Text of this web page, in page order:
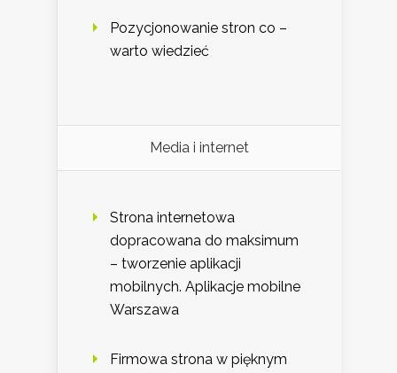
Pozycjonowanie stron co –
warto wiedzieć
Media i internet
Strona internetowa
dopracowana do maksimum
– tworzenie aplikacji
mobilnych. Aplikacje mobilne
Warszawa
Firmowa strona w pięknym